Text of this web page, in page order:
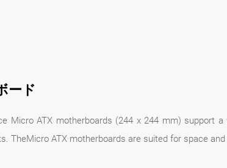
ード
Micro ATX motherboards (244 x 244 mm) support
TheMicro ATX motherboards are suited for space